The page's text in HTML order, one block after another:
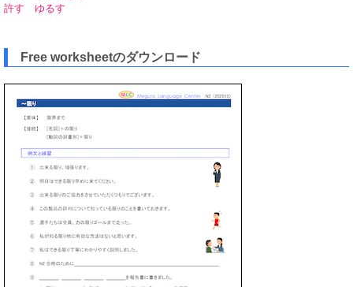
許す ゆるす
Free worksheetのダウンロード